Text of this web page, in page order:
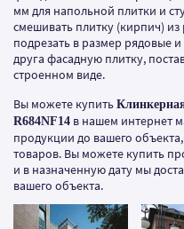
мм для напольной плитки и
смешивать плитку (кирпич)
подрезать в размер рядовые и
друга фасадную плитку,
строенном виде.
Вы можете купить
R684NF14 в нашем интернет
продукции до вашего
товаров. Вы можете купить
и в назначенную дату мы
вашего объекта.